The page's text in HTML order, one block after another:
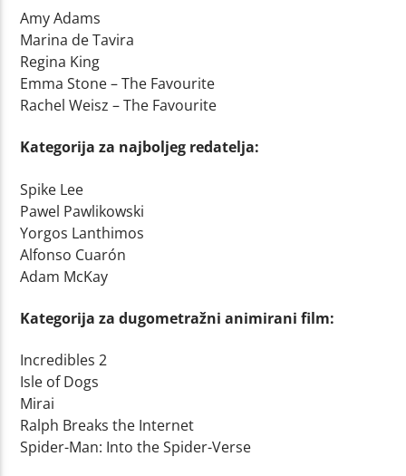
Amy Adams
Marina de Tavira
Regina King
Emma Stone – The Favourite
Rachel Weisz – The Favourite
Kategorija za najboljeg redatelja:
Spike Lee
Pawel Pawlikowski
Yorgos Lanthimos
Alfonso Cuarón
Adam McKay
Kategorija za dugometražni animirani film:
Incredibles 2
Isle of Dogs
Mirai
Ralph Breaks the Internet
Spider-Man: Into the Spider-Verse